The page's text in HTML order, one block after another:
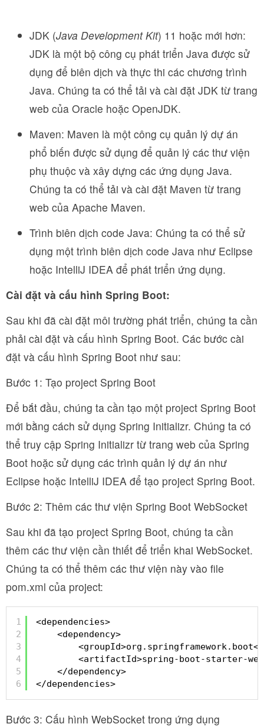
JDK (Java Development Kit) 11 hoặc mới hơn:
JDK là một bộ công cụ phát triển Java được sử
dụng để biên dịch và thực thi các chương trình
Java. Chúng ta có thể tải và cài đặt JDK từ trang
web của Oracle hoặc OpenJDK.
Maven: Maven là một công cụ quản lý dự án
phổ biến được sử dụng để quản lý các thư viện
phụ thuộc và xây dựng các ứng dụng Java.
Chúng ta có thể tải và cài đặt Maven từ trang
web của Apache Maven.
Trình biên dịch code Java: Chúng ta có thể sử
dụng một trình biên dịch code Java như Eclipse
hoặc IntelliJ IDEA để phát triển ứng dụng.
Cài đặt và cấu hình Spring Boot:
Sau khi đã cài đặt môi trường phát triển, chúng ta cần
phải cài đặt và cấu hình Spring Boot. Các bước cài
đặt và cấu hình Spring Boot như sau:
Bước 1: Tạo project Spring Boot
Để bắt đầu, chúng ta cần tạo một project Spring Boot
mới bằng cách sử dụng Spring Initializr. Chúng ta có
thể truy cập Spring Initializr từ trang web của Spring
Boot hoặc sử dụng các trình quản lý dự án như
Eclipse hoặc IntelliJ IDEA để tạo project Spring Boot.
Bước 2: Thêm các thư viện Spring Boot WebSocket
Sau khi đã tạo project Spring Boot, chúng ta cần
thêm các thư viện cần thiết để triển khai WebSocket.
Chúng ta có thể thêm các thư viện này vào file
pom.xml của project:
1
2
3
4
5
6
<dependencies>
<dependency>
<artifactId>spring-boot-starter-
</dependency>
</dependencies>
Bước 3: Cấu hình WebSocket trong ứng dụng